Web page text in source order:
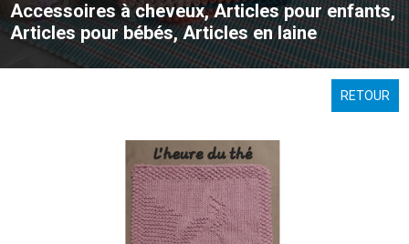
Accessoires à cheveux, Articles pour enfants,
Articles pour bébés, Articles en laine
RETOUR